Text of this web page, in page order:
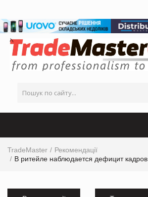
TradeMaster
Рекомендації
В ритейле наблюдается дефицит кадров